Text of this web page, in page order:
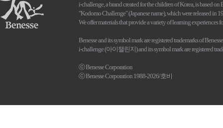
i-challenge, a brand created for the children of Korea, is based
"Kodomo Challenge" (Japanese name), which were released in
We offer materials that provide a variety of learning experiences
Benesse and its symbol mark are registered trademarks of
i-challenge (아이챌린지) and its symbol mark are registered
ⓒ Benesse Corporation
ⓒ Benesse Corporation 1988-2026/호비